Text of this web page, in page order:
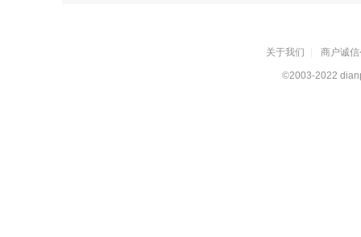
关于我们 商户诚
©2003-2022